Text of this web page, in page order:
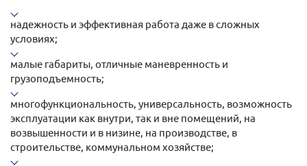
надежность и эффективная работа даже в сложных
условиях;
малые габариты, отличные маневренность и
грузоподъемность;
многофункциональность, универсальность, возможность
эксплуатации как внутри, так и вне помещений, на
возвышенности и в низине, на производстве, в
строительстве, коммунальном хозяйстве;